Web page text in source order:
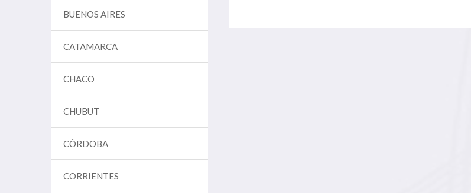
BUENOS AIRES
CATAMARCA
CHACO
CHUBUT
CÓRDOBA
CORRIENTES